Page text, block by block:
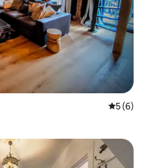
5 (6)